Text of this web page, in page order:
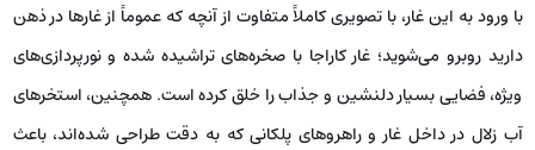
با ورود به این غار، با تصویری کاملاً متفاوت از آنچه که عموماً از غارها در ذهن
دارید روبرو می‌شوید؛ غار کاراجا با صخره‌های تراشیده شده و نورپردازی‌های
ویژه، فضایی بسیار دلنشین و جذاب را خلق کرده است. همچنین، استخرهای
آب زلال در داخل غار و راهروهای پلکانی که به دقت طراحی شده‌اند، باعث